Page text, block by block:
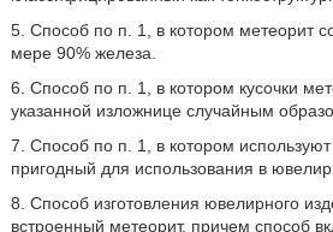
5. Способ по п. 1, в котором метеорит
мере 90% железа.
6. Способ по п. 1, в котором кусочки
указанной изложнице случайным
7. Способ по п. 1, в котором
пригодный для использования в
8. Способ изготовления ювелирного
встроенный метеорит, причем способ